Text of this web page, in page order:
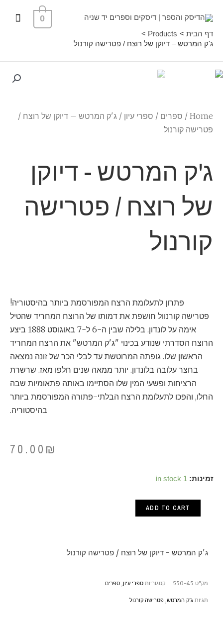
0
דף הבית
Products
ג'ק המרטש – דיוקן של רוצח / פטרישה קורנול
Home
/ ספרים / ספרי עיון / ג'ק המרטש – דיוקן של רוצח /
פטרישה קורנול
ג'ק המרטש - דיוקן
של רוצח / פטרישה
קורנול
פתרון לתעלומת הרצח המפורסמת ביותר בהיסטוריה!
פטרישה קורנוול חושפת את דמותו של הרוצח המחריד שהטיל
אימה על לונדון. בלילה שבין ה-6 ל-7 באוגוסט 1888 ביצע
הרוצח הסדרתי שנודע בכינוי "ג'ק המרטש" את הרצח המחריד
הראשון שלו. גופתה המרוטשת עד לבלי הכר של זונה נמצאה
בחצר עלובה בלונדון. יותר ממאה שנים חלפו מאז. שרשרת
הרציחות ופשעי המין שלו הסתיימו באותה פתאומיות שבה
החלו, והפכו לתעלומת הרצח הבלתי-פתורה המפורסמת ביותר
בהיסטוריה.
70.00 ₪
זמינות: 1 in stock ג'ק
פטרישה
ADD TO CART
ג'ק המרטש - דיוקן של רוצח / פטרישה קורנול
מק"ט 550-45 קטגוריות ספרי עיון, ספרים
תגיות ג'ק המרטש, פטרישה קורנול